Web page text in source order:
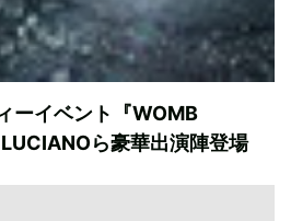
ーイベント『WOMB
ら豪華出演陣登場